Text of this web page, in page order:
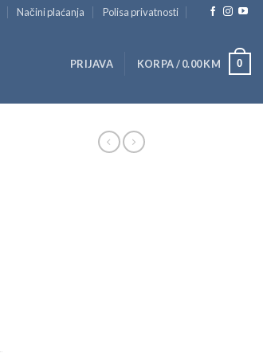
Načini plaćanja Polisa privatnosti
PRIJAVA KORPA /0.00KM 0